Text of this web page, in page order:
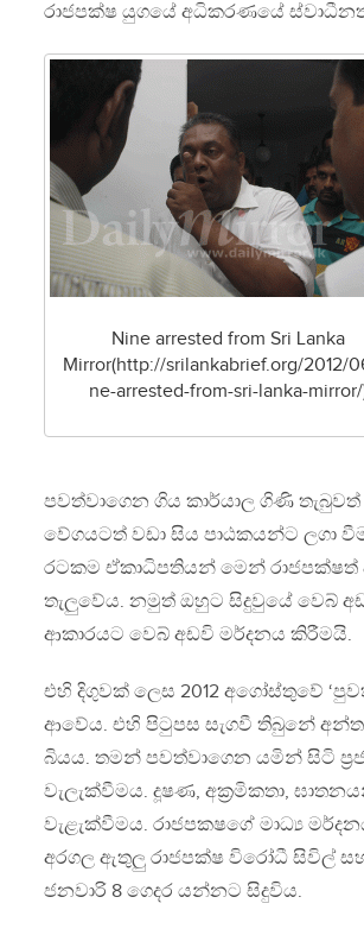
රාජපක්ෂ යුගයේ අධිකරණයේ
Nine arrested from Sri Lanka
Mirror(http://srilankabrief.org/2012/
ne-arrested-from-sri-lanka-
පවත්වාගෙන ගිය කාර්යාල ගිණි
වේගයටත් වඩා සිය පාඨකයන්ට ලගා
රටකම ඒකාධිපතියන් මෙන්
තැලුවේය. නමුත් ඔහුට සිදුවුයේ වෙබ්
ආකාරයට වෙබ් අඩවි මර්දනය කිරීමයි.
එහි දිගුවක් ලෙස 2012 අගෝස්තුවේ
ආවේය. එහි පිටුපස සැගවී තිබු‍නේ
බියය. තමන් පවත්වාගෙන යමින් සිටි
වැලැක්වීමය. දූෂණ, අක්‍රමිකතා,
වැළැක්වීමය. රාජපකෂගේ මාධ්‍ය
අරගල ඇතුලු රාජපක්ෂ විරෝධී සිවිල් සහ
ජනවාරි 8 ගෙදර යන්නට සිදුවිය.